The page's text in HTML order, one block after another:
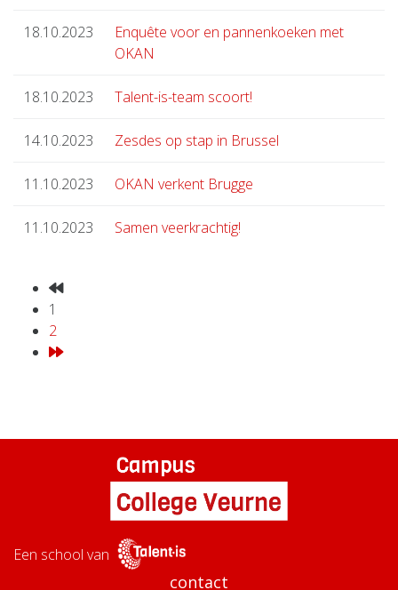
18.10.2023
Enquête voor en pannenkoeken met
OKAN
18.10.2023 Talent-is-team scoort!
14.10.2023 Zesdes op stap in Brussel
11.10.2023 OKAN verkent Brugge
11.10.2023 Samen veerkrachtig!
1
2
Een school van
contact